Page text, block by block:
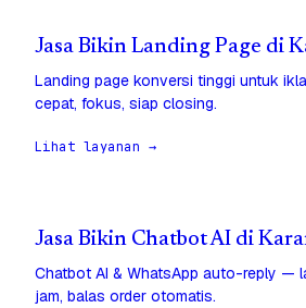
Jasa Bikin Landing Page di
Landing page konversi tinggi untuk
cepat, fokus, siap closing.
Lihat layanan →
Jasa Bikin Chatbot AI di
Chatbot AI & WhatsApp auto-reply —
jam, balas order otomatis.